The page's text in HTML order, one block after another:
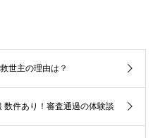
世主の理由は？
数件あり！審査通過の体験談